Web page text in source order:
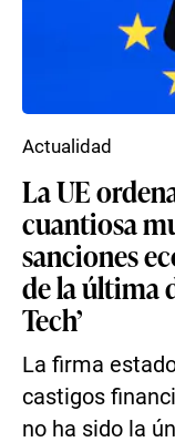
La UE
cuantiosa
sanciones
de la última
Tech’
La firma
castigos
no ha sido la
Actualidad